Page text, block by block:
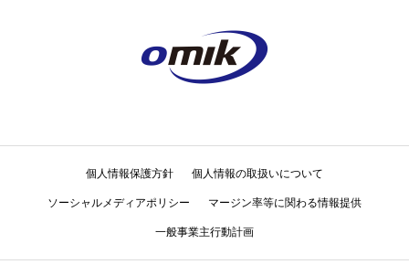
個人情報保護方針 個人情報の取扱いについて
ソーシャルメディアポリシー マージン率等に関わる情報提供
一般事業主行動計画